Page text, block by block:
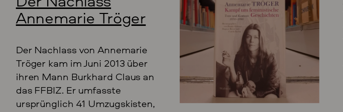
Annemarie Tröger
Der Nachlass von Annemarie
Tröger kam im Juni 2013 über
ihren Mann Burkhard Claus an
das FFBIZ. Er umfasste
ursprünglich 41 Umzugskisten,